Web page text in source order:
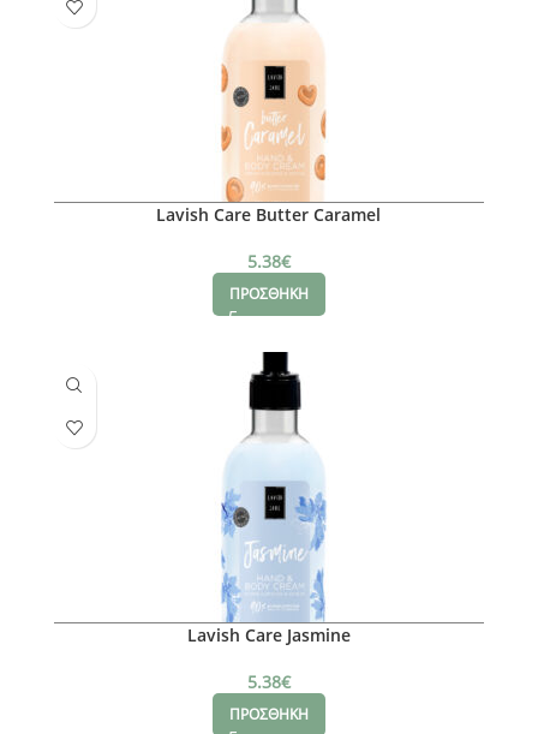
Lavish Care Butter Caramel
5.38€
ΠΡΟΣΘΗΚΗ
Lavish Care Jasmine
5.38€
ΠΡΟΣΘΗΚΗ